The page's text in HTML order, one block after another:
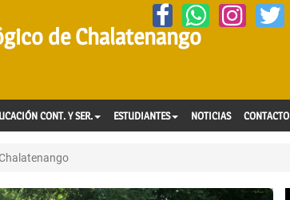
de Chalatenango
CONT. Y SER. ESTUDIANTES NOTICIAS CONTACTO